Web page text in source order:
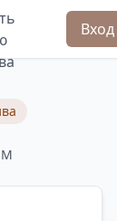
Вход